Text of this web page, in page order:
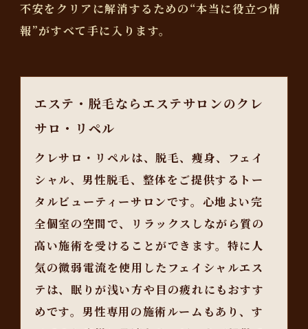
不安をクリアに解消するための“本当に役立つ情
報”がすべて手に入ります。
エステ・脱毛ならエステサロンのクレ
サロ・リペル
クレサロ・リペルは、脱毛、痩身、フェイ
シャル、男性脱毛、整体をご提供するトー
タルビューティーサロンです。心地よい完
全個室の空間で、リラックスしながら質の
高い施術を受けることができます。特に人
気の微弱電流を使用したフェイシャルエス
テは、眠りが浅い方や目の疲れにもおすす
めです。男性専用の施術ルームもあり、す